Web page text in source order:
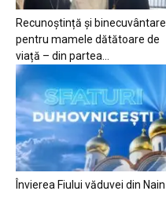
Recunoștință și binecuvântare
pentru mamele dătătoare de
viață – din partea...
Învierea Fiului văduvei din Nain